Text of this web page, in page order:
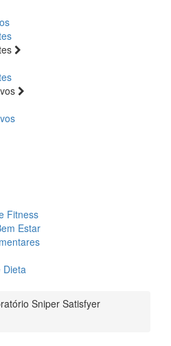
Fitness
Estar
Dieta
Sniper Satisfyer